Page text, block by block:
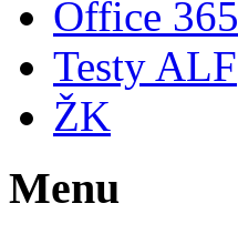
Office 365
Testy ALF
ŽK
Menu